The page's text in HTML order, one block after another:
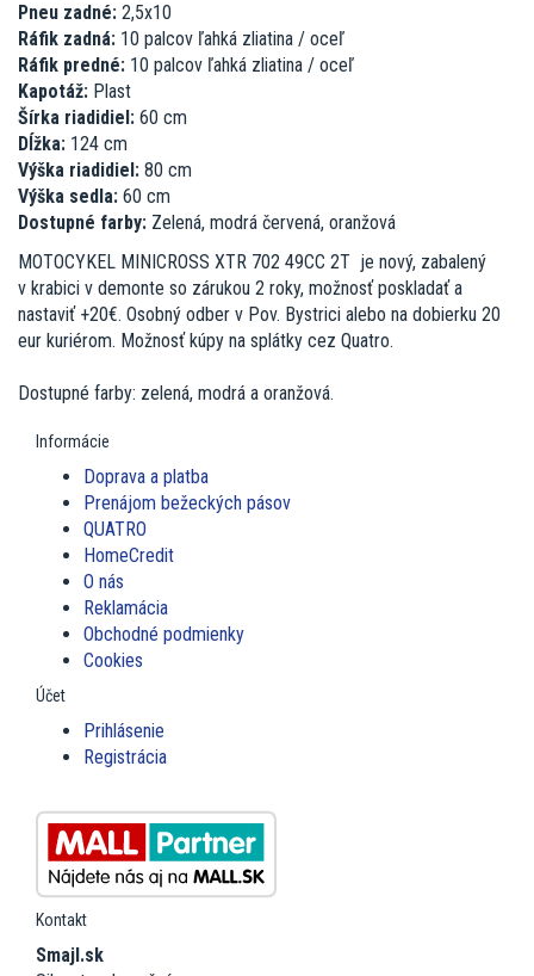
Pneu zadné: 2,5x10
Ráfik zadná: 10 palcov ľahká zliatina / oceľ
Ráfik predné: 10 palcov ľahká zliatina / oceľ
Kapotáž: Plast
Šírka riadidiel: 60 cm
Dĺžka: 124 cm
Výška riadidiel: 80 cm
Výška sedla: 60 cm
Dostupné farby: Zelená, modrá červená, oranžová
MOTOCYKEL MINICROSS XTR 702 49CC 2T je nový, zabalený
v krabici v demonte so zárukou 2 roky, možnosť poskladať a
nastaviť +20€. Osobný odber v Pov. Bystrici alebo na dobierku 20
eur kuriérom. Možnosť kúpy na splátky cez Quatro.
Dostupné farby: zelená, modrá a oranžová.
Informácie
Doprava a platba
Prenájom bežeckých pásov
QUATRO
HomeCredit
O nás
Reklamácia
Obchodné podmienky
Cookies
Účet
Prihlásenie
Registrácia
Kontakt
Smajl.sk